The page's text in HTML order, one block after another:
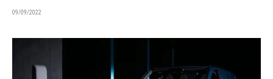
09/09/2022